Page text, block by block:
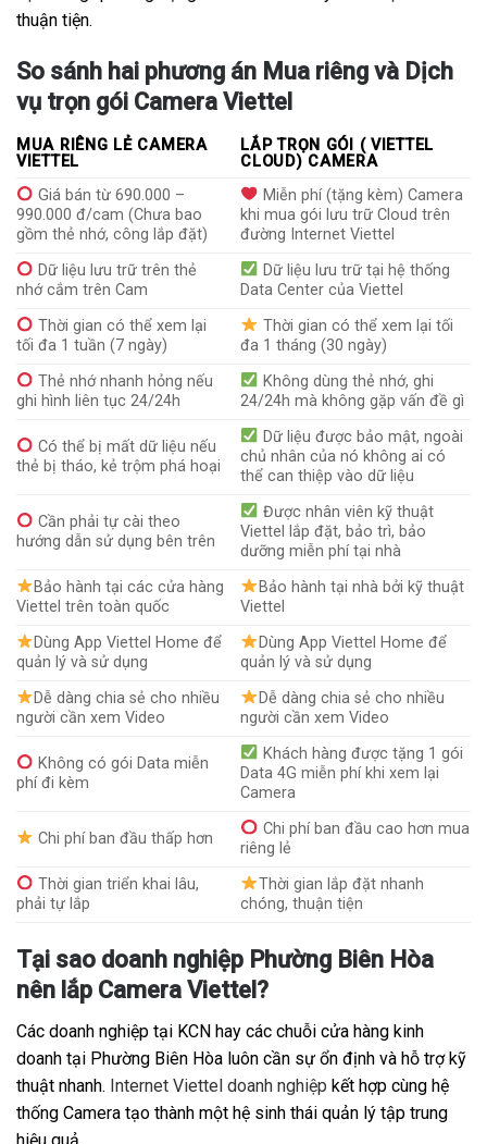
thuận tiện.
So sánh hai phương án Mua riêng và Dịch
vụ trọn gói Camera Viettel
MUA RIÊNG LẺ CAMERA
VIETTEL
LẮP TRỌN GÓI ( VIETTEL
CLOUD) CAMERA
Giá bán từ 690.000 –
990.000 đ/cam (Chưa bao
gồm thẻ nhớ, công lắp đặt)
Miễn phí (tặng kèm) Camera
khi mua gói lưu trữ Cloud trên
đường Internet Viettel
Dữ liệu lưu trữ trên thẻ
nhớ cắm trên Cam
Dữ liệu lưu trữ tại hệ thống
Data Center của Viettel
Thời gian có thể xem lại
tối đa 1 tuần (7 ngày)
Thời gian có thể xem lại tối
đa 1 tháng (30 ngày)
Thẻ nhớ nhanh hỏng nếu
ghi hình liên tục 24/24h
Không dùng thẻ nhớ, ghi
24/24h mà không gặp vấn đề gì
Có thể bị mất dữ liệu nếu
thẻ bị tháo, kẻ trộm phá hoại
Dữ liệu được bảo mật, ngoài
chủ nhân của nó không ai có
thể can thiệp vào dữ liệu
Cần phải tự cài theo
hướng dẫn sử dụng bên trên
Được nhân viên kỹ thuật
Viettel lắp đặt, bảo trì, bảo
dưỡng miễn phí tại nhà
Bảo hành tại các cửa hàng
Viettel trên toàn quốc
Bảo hành tại nhà bởi kỹ thuật
Viettel
Dùng App Viettel Home để
quản lý và sử dụng
Dùng App Viettel Home để
quản lý và sử dụng
Dễ dàng chia sẻ cho nhiều
người cần xem Video
Dễ dàng chia sẻ cho nhiều
người cần xem Video
Không có gói Data miễn
phí đi kèm
Khách hàng được tặng 1 gói
Data 4G miễn phí khi xem lại
Camera
Chi phí ban đầu thấp hơn
Chi phí ban đầu cao hơn mua
riêng lẻ
Thời gian triển khai lâu,
phải tự lắp
Thời gian lắp đặt nhanh
chóng, thuận tiện
Tại sao doanh nghiệp Phường Biên Hòa
nên lắp Camera Viettel?
Các doanh nghiệp tại KCN hay các chuỗi cửa hàng kinh
doanh tại Phường Biên Hòa luôn cần sự ổn định và hỗ trợ kỹ
thuật nhanh. Internet Viettel doanh nghiệp kết hợp cùng hệ
thống Camera tạo thành một hệ sinh thái quản lý tập trung